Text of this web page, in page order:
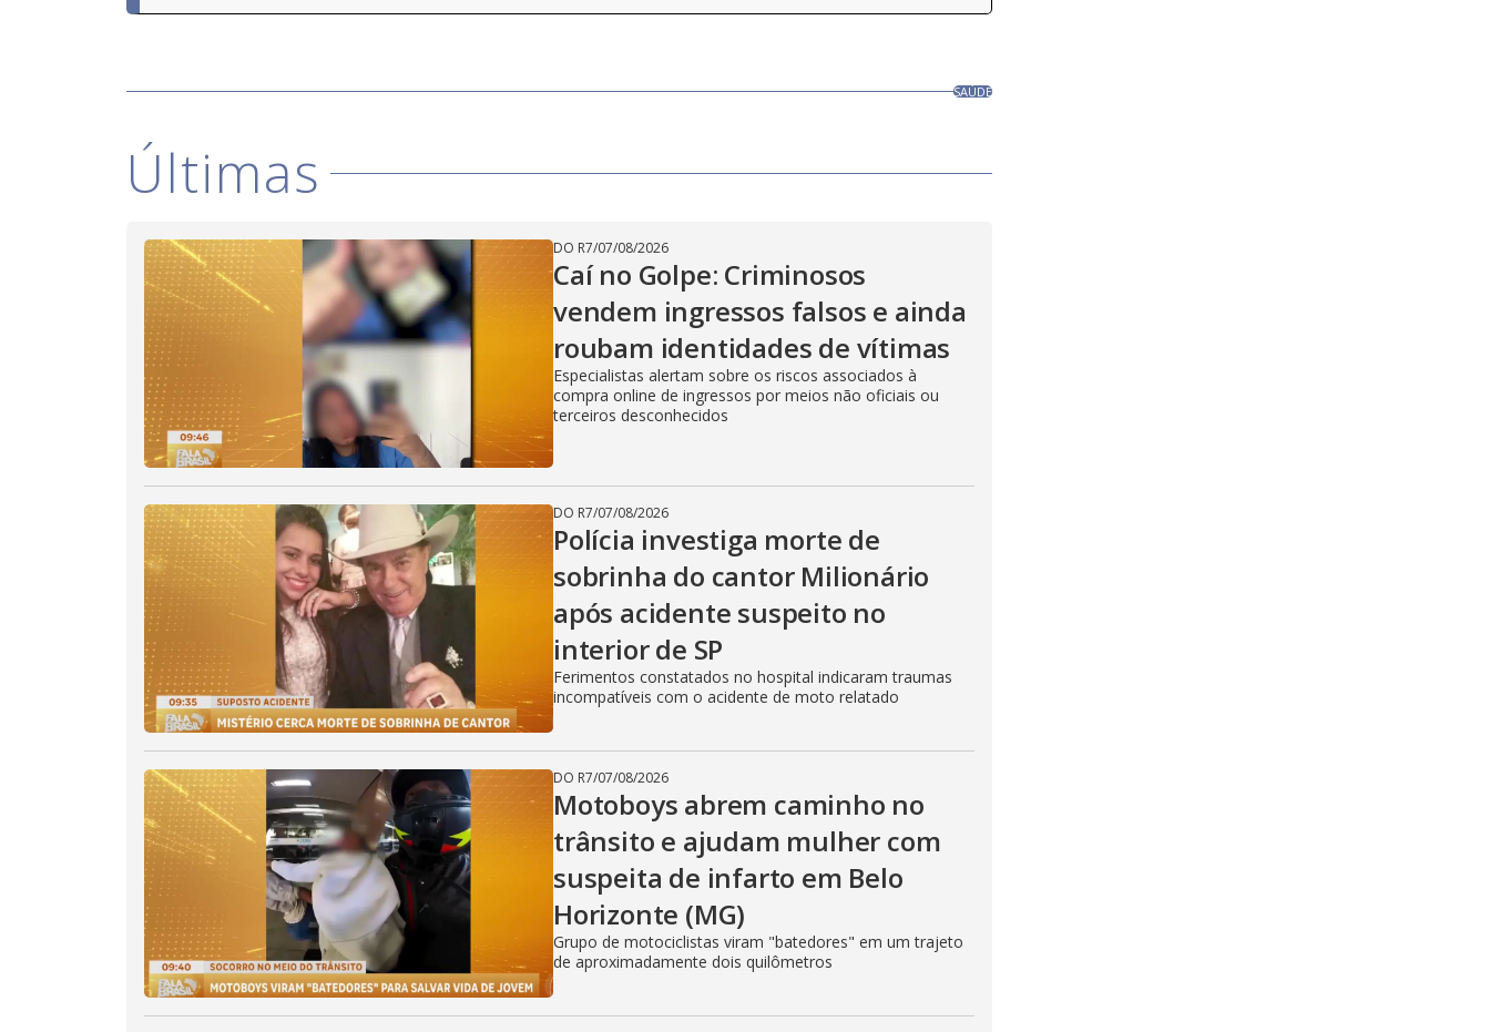
SAÚDE
Últimas
DO R7/07/08/2026
Caí no Golpe: Criminosos
vendem ingressos falsos e ainda
roubam identidades de vítimas
Especialistas alertam sobre os riscos associados à
compra online de ingressos por meios não oficiais ou
terceiros desconhecidos
DO R7/07/08/2026
Polícia investiga morte de
sobrinha do cantor Milionário
após acidente suspeito no
interior de SP
Ferimentos constatados no hospital indicaram traumas
incompatíveis com o acidente de moto relatado
DO R7/07/08/2026
Motoboys abrem caminho no
trânsito e ajudam mulher com
suspeita de infarto em Belo
Horizonte (MG)
Grupo de motociclistas viram "batedores" em um trajeto
de aproximadamente dois quilômetros